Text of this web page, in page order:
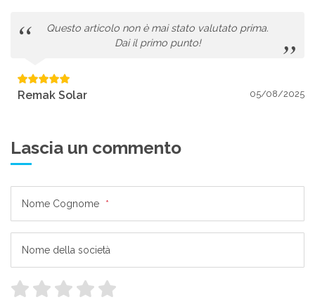
Questo articolo non è mai stato valutato prima.
Dai il primo punto!
05/08/2025
Remak Solar
Lascia un commento
Nome Cognome *
Nome della società